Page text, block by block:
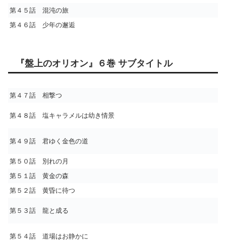
第４５話 混沌の旅
第４６話 少年の邂逅
『盤上のオリオン』６巻 サブタイトル
第４７話 相撃つ
第４８話 塩キャラメルは幼き情景
第４９話 君ゆく金色の道
第５０話 別れの月
第５１話 黄金の森
第５２話 黄昏に待つ
第５３話 龍と成る
第５４話 道場はお静かに